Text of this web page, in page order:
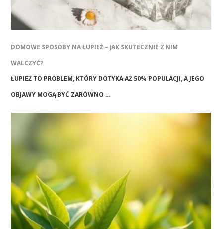
DOMOWE SPOSOBY NA ŁUPIEŻ – JAK SKUTECZNIE Z NIM
WALCZYĆ?
ŁUPIEŻ TO PROBLEM, KTÓRY DOTYKA AŻ 50% POPULACJI, A JEGO
OBJAWY MOGĄ BYĆ ZARÓWNO …